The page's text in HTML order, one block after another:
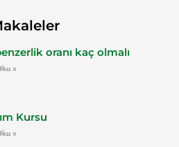
oranı kaç olmalı
»
Kursu
»